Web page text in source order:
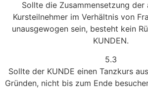
Sollte die Zusammensetzung der
Kursteilnehmer im Verhältnis von
unausgewogen sein, besteht kein
KUNDEN.
5.3
Sollte der KUNDE einen Tanzkurs
Gründen, nicht bis zum Ende